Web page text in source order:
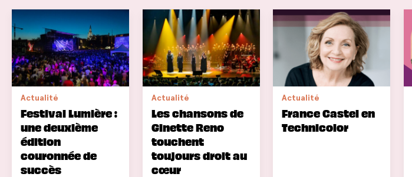
Actualité
Festival Lumière :
une deuxième
édition
couronnée de
succès
Actualité
Les chansons de
Ginette Reno
touchent
toujours droit au
cœur
Actualité
France Castel en
Technicolor